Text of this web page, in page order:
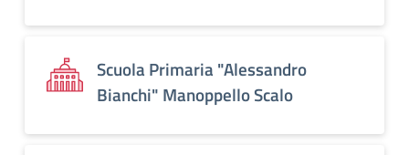
Scuola Primaria "Alessandro
Bianchi" Manoppello Scalo